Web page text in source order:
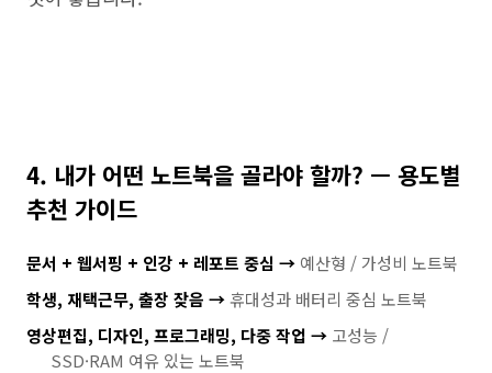
4. 내가 어떤 노트북을 골라야 할까? — 용도별
추천 가이드
문서 + 웹서핑 + 인강 + 레포트 중심 → 예산형 / 가성비 노트북
학생, 재택근무, 출장 잦음 →휴대성과 배터리 중심 노트북
영상편집, 디자인, 프로그래밍, 다중 작업 → 고성능 /
SSD·RAM 여유 있는 노트북